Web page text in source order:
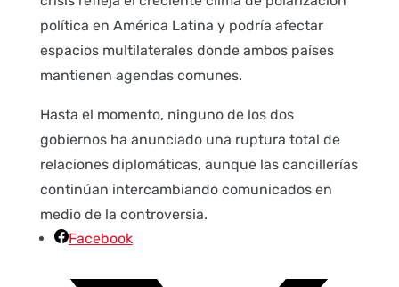
política en América Latina y podría afectar
espacios multilaterales donde ambos países
mantienen agendas comunes.
Hasta el momento, ninguno de los dos
gobiernos ha anunciado una ruptura total de
relaciones diplomáticas, aunque las cancillerías
continúan intercambiando comunicados en
medio de la controversia.
Facebook